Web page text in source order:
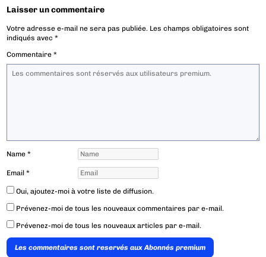
Laisser un commentaire
Votre adresse e-mail ne sera pas publiée. Les champs obligatoires sont
indiqués avec*
Commentaire*
Name*
Email*
Oui, ajoutez-moi à votre liste de diffusion.
Prévenez-moi de tous les nouveaux commentaires par e-mail.
Prévenez-moi de tous les nouveaux articles par e-mail.
Les commentaires sont reservés aux Abonnés premium